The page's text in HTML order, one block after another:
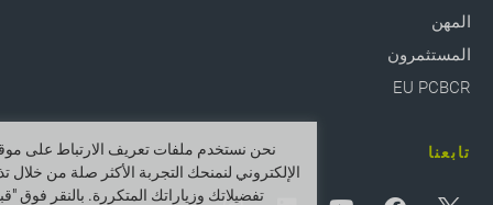
المهن
المستثمرون
EU PCBCR
تابعنا
نحن نستخدم ملفات تعريف الارتباط على
الإلكتروني لنمنحك التجربة الأكثر صلة من خلال
تفضيلاتك وزياراتك المتكررة. بالنقر فوق